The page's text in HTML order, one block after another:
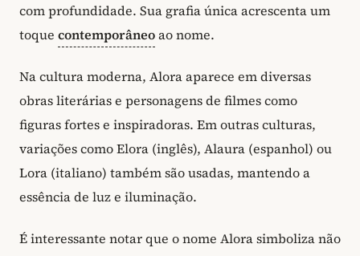
com profundidade. Sua grafia única acrescenta um
toque contemporâneoao nome.
Na cultura moderna, Alora aparece em diversas
obras literárias e personagens de filmes como
figuras fortes e inspiradoras. Em outras culturas,
variações como Elora (inglês), Alaura (espanhol) ou
Lora (italiano) também são usadas, mantendo a
essência de luz e iluminação.
É interessante notar que o nome Alora simboliza não